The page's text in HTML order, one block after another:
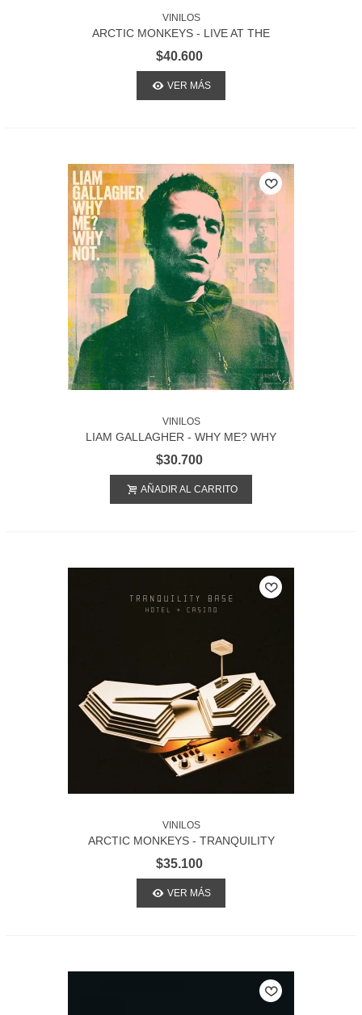
VINILOS
ARCTIC MONKEYS - LIVE AT THE
ROYAL ALBERT HALL
$40.600
VER MÁS
VINILOS
LIAM GALLAGHER - WHY ME? WHY
NOT.
$30.700
AÑADIR AL CARRITO
VINILOS
ARCTIC MONKEYS - TRANQUILITY
BASE HOTEL + CASINO
$35.100
VER MÁS